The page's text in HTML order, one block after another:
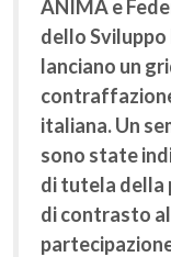
ANIMA e
dello
lanciano un
italiana. Un
sono state
di tutela della
di contrasto